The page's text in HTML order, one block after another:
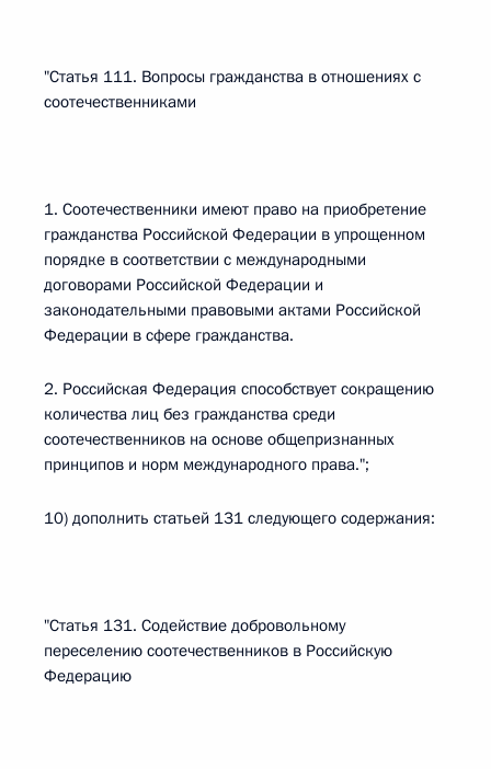
"Статья 111. Вопросы гражданства в отношениях с
соотечественниками
1. Соотечественники имеют право на приобретение
гражданства Российской Федерации в упрощенном
порядке в соответствии с международными
договорами Российской Федерации и
законодательными правовыми актами Российской
Федерации в сфере гражданства.
2. Российская Федерация способствует сокращению
количества лиц без гражданства среди
соотечественников на основе общепризнанных
принципов и норм международного права.";
10) дополнить статьей 131 следующего содержания:
"Статья 131. Содействие добровольному
переселению соотечественников в Российскую
Федерацию